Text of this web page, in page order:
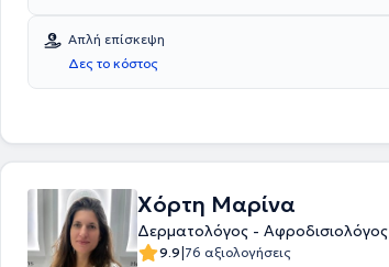
Απλή επίσκεψη
Δες το κόστος
Χόρτη Μαρίνα
Δερματολόγος - Αφροδισιολόγος
9.9|76 αξιολογήσεις